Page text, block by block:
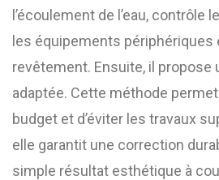
l’écoulement de l’eau, contrôle
les équipements périphériques
revêtement. Ensuite, il propose
adaptée. Cette méthode
budget et d’éviter les travaux
elle garantit une correction
simple résultat esthétique à